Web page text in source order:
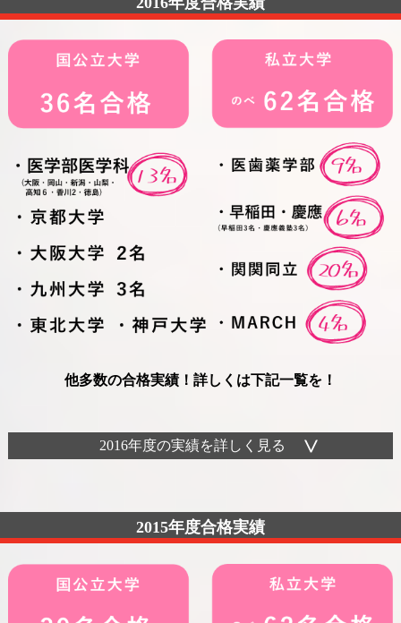
他多数の合格実績！詳しくは下記一覧を！
2016年度の実績を詳しく見る
2015年度合格実績